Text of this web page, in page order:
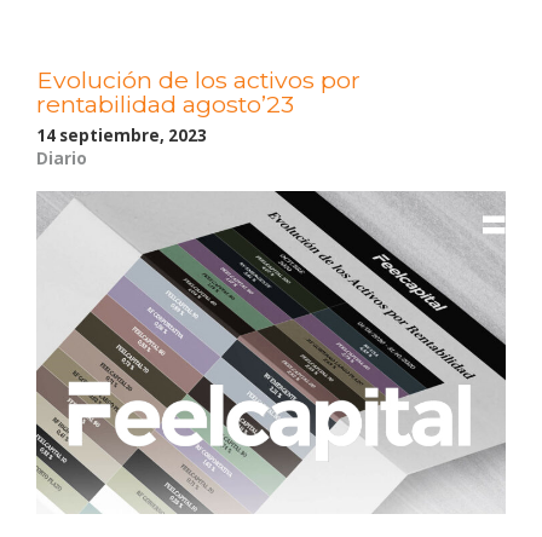
por
rentabilidad
Evolución de los activos por
rentabilidad agosto’23
14 septiembre, 2023
Diario